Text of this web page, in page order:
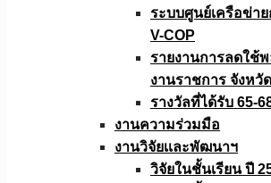
ระบบศูนย์เครือข่า
V-COP
รายงานการลดใช้
งานราชการ จังหวั
รางวัลที่ได้รับ 65-
งานความร่วมมือ
งานวิจัยเเละพัฒนาฯ
วิจัยในชั้นเรียน ปี